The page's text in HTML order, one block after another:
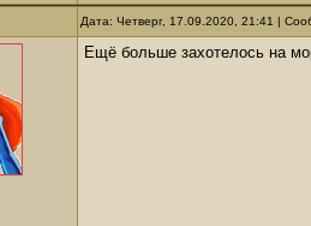
Дата: Четверг, 17.09.2020, 21:41 |
Ещё больше захотелось на